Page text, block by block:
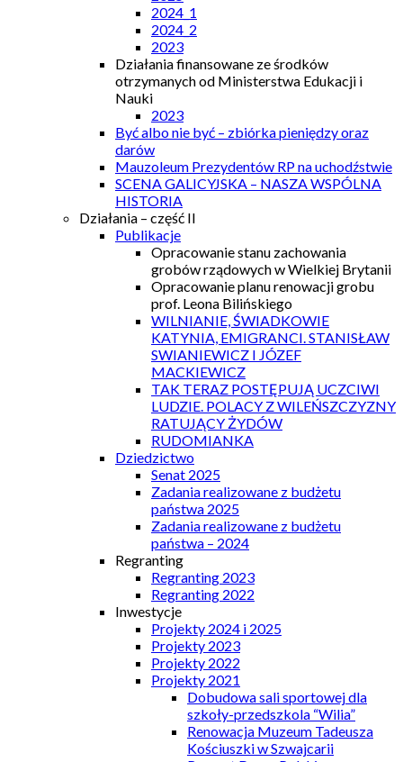
2024_1
2024_2
2023
Działania finansowane ze środków
otrzymanych od Ministerstwa Edukacji i
Nauki
2023
Być albo nie być – zbiórka pieniędzy oraz
darów
Mauzoleum Prezydentów RP na uchodźstwie
SCENA GALICYJSKA – NASZA WSPÓLNA
HISTORIA
Działania – część II
Publikacje
Opracowanie stanu zachowania
grobów rządowych w Wielkiej Brytanii
Opracowanie planu renowacji grobu
prof. Leona Bilińskiego
WILNIANIE, ŚWIADKOWIE
KATYNIA, EMIGRANCI. STANISŁAW
SWIANIEWICZ I JÓZEF
MACKIEWICZ
TAK TERAZ POSTĘPUJĄ UCZCIWI
LUDZIE. POLACY Z WILEŃSZCZYZNY
RATUJĄCY ŻYDÓW
RUDOMIANKA
Dziedzictwo
Senat 2025
Zadania realizowane z budżetu
państwa 2025
Zadania realizowane z budżetu
państwa – 2024
Regranting
Regranting 2023
Regranting 2022
Inwestycje
Projekty 2024 i 2025
Projekty 2023
Projekty 2022
Projekty 2021
Dobudowa sali sportowej dla
szkoły-przedszkola “Wilia”
Renowacja Muzeum Tadeusza
Kościuszki w Szwajcarii